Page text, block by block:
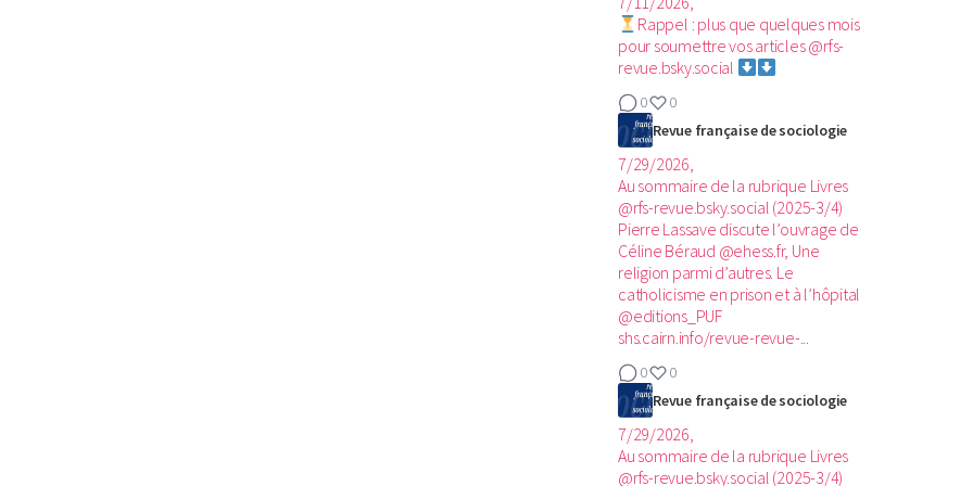
Rappel : plus que quelques mois
pour soumettre vos articles @rfs-
revue.bsky.social
0
0
Revue française de sociologie
7/29/2026,
Au sommaire de la rubrique Livres
@rfs-revue.bsky.social (2025-3/4)‬
Pierre Lassave discute l’ouvrage de
Céline Béraud @ehess.fr, Une
religion parmi d’autres. Le
catholicisme en prison et à l’hôpital
@editions_PUF
shs.cairn.info/revue-revue-...
0
0
Revue française de sociologie
7/29/2026,
Au sommaire de la rubrique Livres
@rfs-revue.bsky.social (2025-3/4)‬